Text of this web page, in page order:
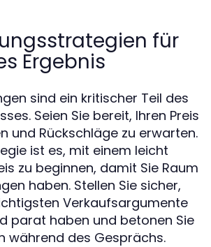
für
Ergebnis
sind ein kritischer Teil des
Seien Sie bereit, Ihren Preis
und Rückschläge zu erwarten.
ist es, mit einem leicht
zu beginnen, damit Sie Raum
haben. Stellen Sie sicher,
Verkaufsargumente
parat haben und betonen Sie
während des Gesprächs.